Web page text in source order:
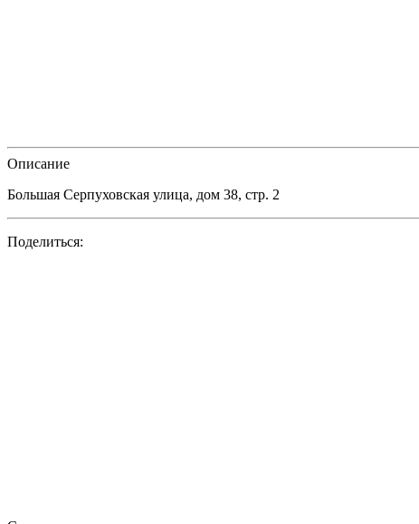
Описание
Большая Серпуховская улица, дом 38, стр. 2
Поделиться: